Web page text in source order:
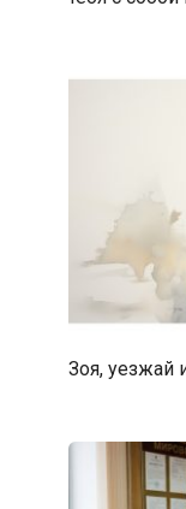
Зоя, уезжай